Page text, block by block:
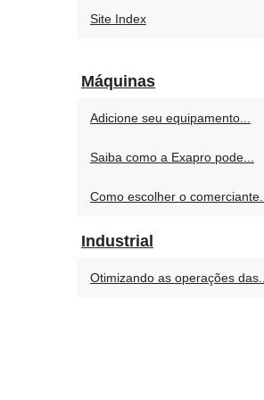
Site Index
Máquinas
Adicione seu equipamento...
Saiba como a Exapro pode...
Como escolher o comerciante...
Industrial
Otimizando as operações das...